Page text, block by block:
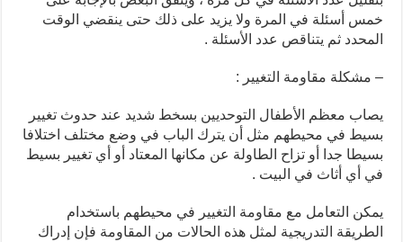
خمس أسئلة في المرة ولا يزيد على ذلك حتى ينقضي الوقت
المحدد ثم يتناقص عدد الأسئلة .
– مشكلة مقاومة التغيير :
يصاب معظم الأطفال التوحديين بسخط شديد عند حدوث تغيير
بسيط في محيطهم مثل أن يترك الباب في وضع مختلف اختلافا
بسيطا جدا أو تزاح الطاولة عن مكانها المعتاد أو أي تغيير بسيط
في أي أثاث في البيت .
يمكن التعامل مع مقاومة التغيير في محيطهم باستخدام
الطريقة التدريجية لمثل هذه الحالات من المقاومة فإن إدراك